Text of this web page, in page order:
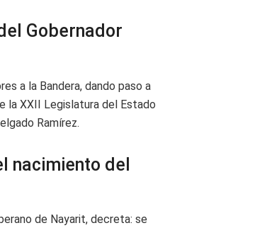
Gobernador
a la Bandera, dando paso a
la XXII Legislatura del Estado
Ramírez.
nacimiento del
de Nayarit, decreta: se